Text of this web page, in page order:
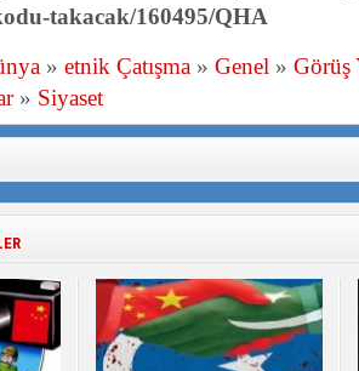
takacak/160495/QHA
» etnik Çatışma » Genel » Görüş
» Siyaset